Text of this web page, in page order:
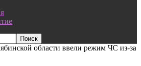
области ввели режим ЧС из-за